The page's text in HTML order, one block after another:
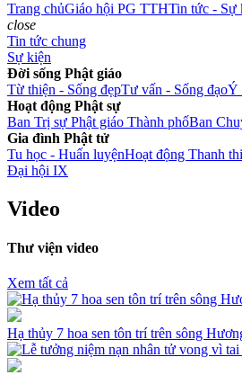
Trang chủGiáo hội PG TTHTin tức - Sự
close
Tin tức chung
Sự kiện
Đời sống Phật giáo
Từ thiện - Sống đẹpTư vấn - Sống đạoÝ
Hoạt động Phật sự
Ban Trị sự Phật giáo Thành phốBan
Gia đình Phật tử
Tu học - Huấn luyệnHoạt động Thanh
Đại hội IX
Video
Thư viện video
Xem tất cả
Hạ thủy 7 hoa sen tôn trí trên sông